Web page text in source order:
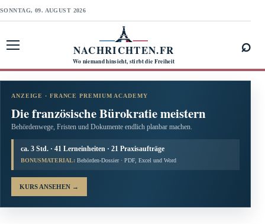
SONNTAG, 09. AUGUST 2026
NACHRICHTEN.FR
Wo niemand hinsieht, stirbt die Freiheit
⌕
ANZEIGE · FRANCE PREMIUM ACADEMY
Die französische Bürokratie meistern
Behördenwege, Fristen und Dokumente endlich planbar machen.
ca. 3 Std. · 41 Lerneinheiten · 21 Praxisaufträge
BONUSMATERIAL: Behörden-Dossier · PDF, Excel und Word
KURS ANSEHEN →